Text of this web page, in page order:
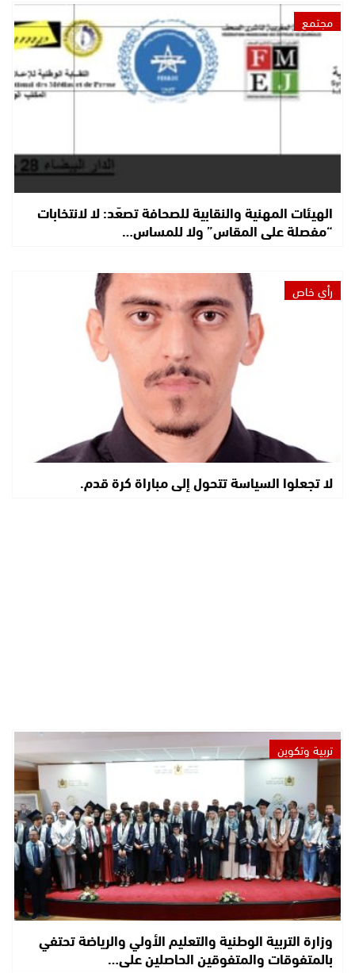
مجتمع
الهيئات المهنية والنقابية للصحافة تصعّد: لا لانتخابات
“مفصلة على المقاس” ولا للمساس…
رأي خاص
لا تجعلوا السياسة تتحول إلى مباراة كرة قدم.
تربية وتكوين
وزارة التربية الوطنية والتعليم الأولي والرياضة تحتفي
بالمتفوقات والمتفوقين الحاصلين على…